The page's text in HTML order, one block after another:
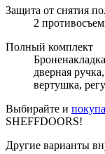
Защита от снятия
2
Полный комплект
дверная
вертушка,
Выбирайте и
SHEFFDOORS!
Другие варианты